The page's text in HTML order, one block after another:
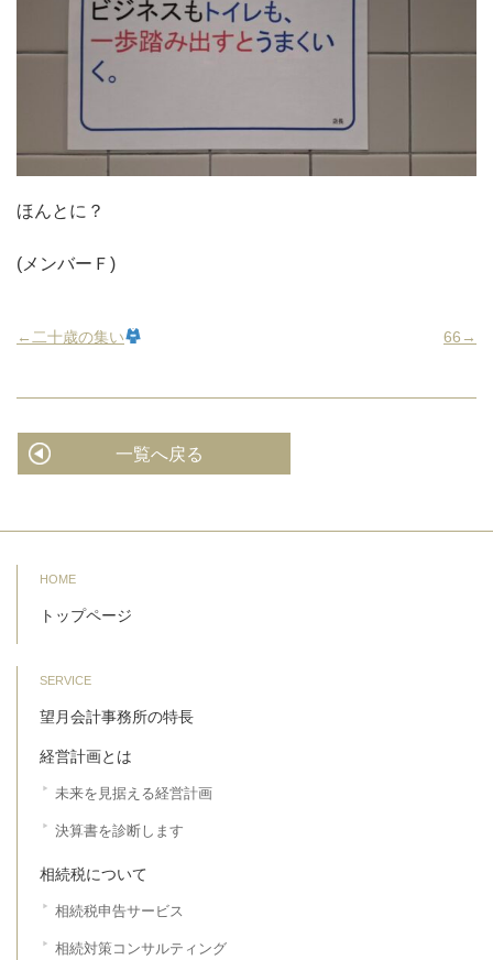
ほんとに？
(メンバーＦ)
←二十歳の集い 66→
一覧へ戻る
HOME
トップページ
SERVICE
望月会計事務所の特長
経営計画とは
未来を見据える経営計画
決算書を診断します
相続税について
相続税申告サービス
相続対策コンサルティング